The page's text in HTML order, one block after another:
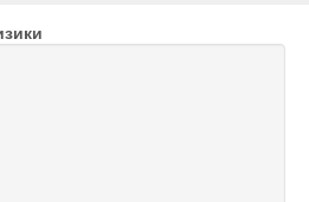
физики
физики